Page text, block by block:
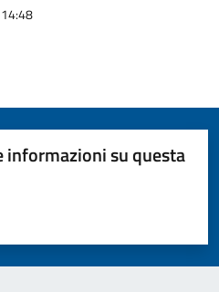
informazioni su questa
su 5
5